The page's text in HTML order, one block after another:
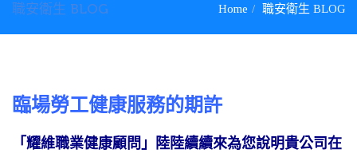
職安衛生 BLOG Home 職安衛生 BLOG
臨場勞工健康服務的期許
「耀維職業健康顧問」陸陸續續來為您說明貴公司在